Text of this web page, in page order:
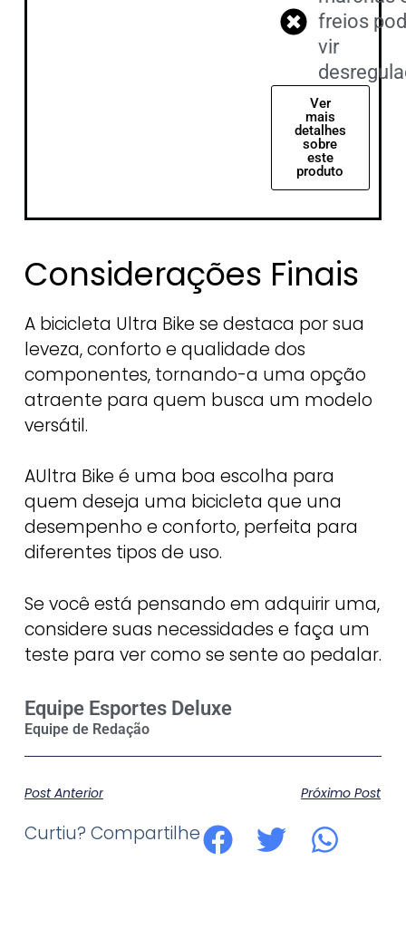
freios
vir
Ver
mais
detalhes
sobre
este
produto
Considerações Finais
A bicicleta Ultra Bike se destaca por sua
leveza, conforto e qualidade dos
componentes, tornando-a uma opção
atraente para quem busca um modelo
versátil.
AUltra Bike é uma boa escolha para
quem deseja uma bicicleta que una
desempenho e conforto, perfeita para
diferentes tipos de uso.
Se você está pensando em adquirir uma,
considere suas necessidades e faça um
teste para ver como se sente ao pedalar.
Equipe Esportes Deluxe
Post Anterior Próximo Post
Curtiu? Compartilhe